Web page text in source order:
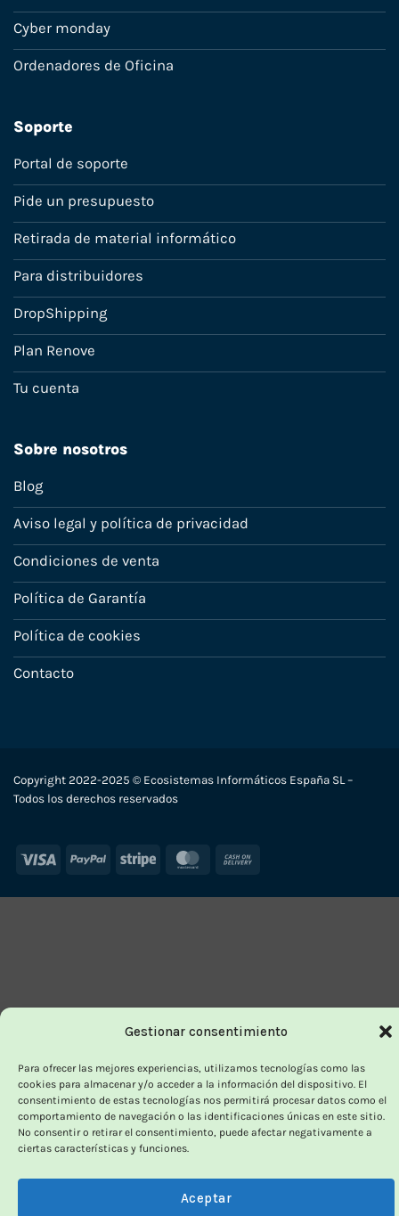
Gestionar consentimiento
Para ofrecer las mejores experiencias, utilizamos tecnologías como las
cookies para almacenar y/o acceder a la información del dispositivo. El
consentimiento de estas tecnologías nos permitirá procesar datos como el
comportamiento de navegación o las identificaciones únicas en este sitio.
No consentir o retirar el consentimiento, puede afectar negativamente a
ciertas características y funciones.
Aceptar
Cyber monday
Ordenadores de Oficina
Soporte
Portal de soporte
Pide un presupuesto
Retirada de material informático
Para distribuidores
DropShipping
Plan Renove
Tu cuenta
Sobre nosotros
Blog
Aviso legal y política de privacidad
Condiciones de venta
Política de Garantía
Política de cookies
Contacto
Copyright 2022-2025 © Ecosistemas Informáticos España SL –
Todos los derechos reservados
Visa PayPal Stripe MasterCard